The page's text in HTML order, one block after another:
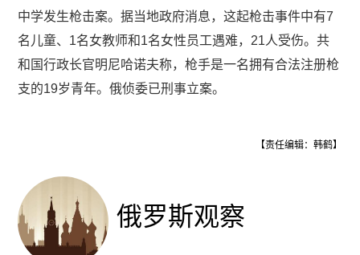
中学发生枪击案。据当地政府消息，这起枪击事件中有7
名儿童、1名女教师和1名女性员工遇难，21人受伤。共
和国行政长官明尼哈诺夫称，枪手是一名拥有合法注册枪
支的19岁青年。俄侦委已刑事立案。
【责任编辑：韩鹤】
俄罗斯观察